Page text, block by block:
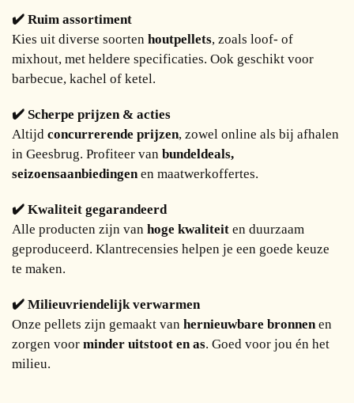
✔️ Ruim assortiment
Kies uit diverse soorten houtpellets, zoals loof- of
mixhout, met heldere specificaties. Ook geschikt voor
barbecue, kachel of ketel.
✔️ Scherpe prijzen & acties
Altijd concurrerende prijzen, zowel online als bij afhalen
in Geesbrug. Profiteer van bundeldeals,
seizoensaanbiedingenen maatwerkoffertes.
✔️ Kwaliteit gegarandeerd
Alle producten zijn van hoge kwaliteit en duurzaam
geproduceerd. Klantrecensies helpen je een goede keuze
te maken.
✔️ Milieuvriendelijk verwarmen
Onze pellets zijn gemaakt van hernieuwbare bronnenen
zorgen voor minder uitstoot en as. Goed voor jou én het
milieu.